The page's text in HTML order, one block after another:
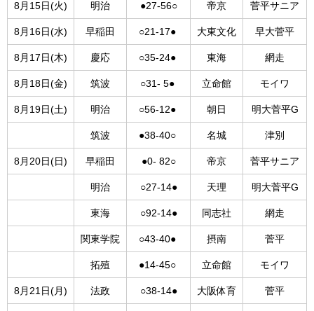
8月15日(火) 明治 ●27-56○ 帝京 菅平サニア
8月16日(水) 早稲田 ○21-17● 大東文化 早大菅平
8月17日(木) 慶応 ○35-24● 東海 網走
8月18日(金) 筑波 ○31- 5● 立命館 モイワ
8月19日(土) 明治 ○56-12● 朝日 明大菅平G
筑波 ●38-40○ 名城 津別
8月20日(日) 早稲田 ●0- 82○ 帝京 菅平サニア
明治 ○27-14● 天理 明大菅平G
東海 ○92-14● 同志社 網走
関東学院 ○43-40● 摂南 菅平
拓殖 ●14-45○ 立命館 モイワ
8月21日(月) 法政 ○38-14● 大阪体育 菅平